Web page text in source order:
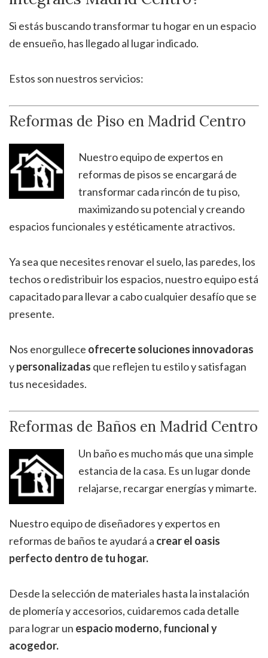
Si estás buscando transformar tu hogar en un espacio
de ensueño, has llegado al lugar indicado.
Estos son nuestros servicios:
Reformas de Piso en Madrid Centro
Nuestro equipo de expertos en
reformas de pisos se encargará de
transformar cada rincón de tu piso,
maximizando su potencial y creando
espacios funcionales y estéticamente atractivos.
Ya sea que necesites renovar el suelo, las paredes, los
techos o redistribuir los espacios, nuestro equipo está
capacitado para llevar a cabo cualquier desafío que se
presente.
Nos enorgullece ofrecerte soluciones innovadoras
ypersonalizadas que reflejen tu estilo y satisfagan
tus necesidades.
Reformas de Baños en Madrid Centro
Un baño es mucho más que una simple
estancia de la casa. Es un lugar donde
relajarse, recargar energías y mimarte.
Nuestro equipo de diseñadores y expertos en
reformas de baños te ayudará a crear el oasis
perfecto dentro de tu hogar.
Desde la selección de materiales hasta la instalación
de plomería y accesorios, cuidaremos cada detalle
para lograr un espacio moderno, funcional y
acogedor.